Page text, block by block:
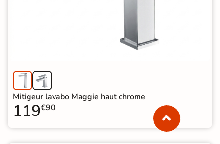
Mitigeur lavabo Maggie haut chrome
119€90